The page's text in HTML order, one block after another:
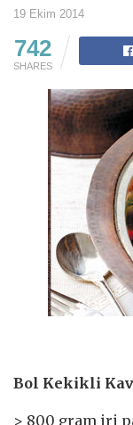
19 Ekim 2014
742
SHARES
Bol Kekikli
> 800 gram iri